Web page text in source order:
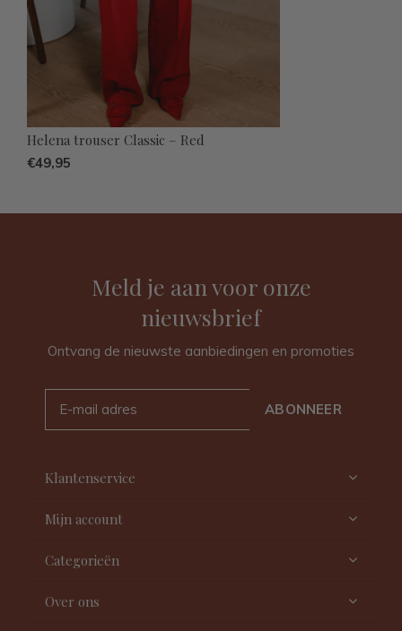
Helena trouser Classic – Red
€49,95
Meld je aan voor onze
nieuwsbrief
Ontvang de nieuwste aanbiedingen en promoties
ABONNEER
Klantenservice
Mijn account
Categorieën
Over ons